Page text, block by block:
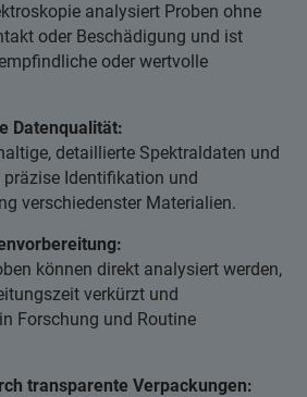
analysiert Proben ohne
oder Beschädigung und ist
oder wertvolle
Datenqualität:
detaillierte Spektraldaten und
Identifikation und
verschiedenster Materialien.
können direkt analysiert werden,
verkürzt und
Forschung und Routine
transparente Verpackungen: